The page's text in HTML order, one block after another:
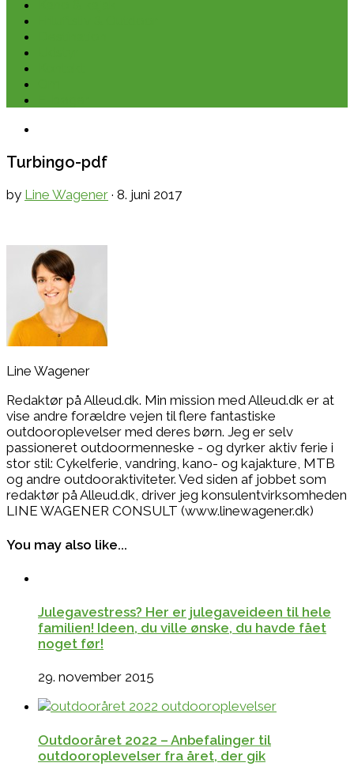
Turbingo-pdf
by Line Wagener · 8. juni 2017
Line Wagener
Redaktør på Alleud.dk. Min mission med Alleud.dk er at
vise andre forældre vejen til flere fantastiske
outdooroplevelser med deres børn. Jeg er selv
passioneret outdoormenneske - og dyrker aktiv ferie i
stor stil: Cykelferie, vandring, kano- og kajakture, MTB
og andre outdooraktiviteter. Ved siden af jobbet som
redaktør på Alleud.dk, driver jeg konsulentvirksomheden
LINE WAGENER CONSULT (www.linewagener.dk)
You may also like...
Julegavestress? Her er julegaveideen til hele
familien! Ideen, du ville ønske, du havde fået
noget før!
29. november 2015
Outdooråret 2022 – Anbefalinger til
outdooroplevelser fra året, der gik